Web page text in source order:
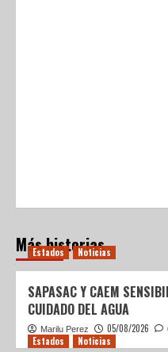
Más historias
Estados Noticias
SAPASAC Y CAEM
CUIDADO DEL AGUA
Marilu Perez 05/08/2026
Estados Noticias